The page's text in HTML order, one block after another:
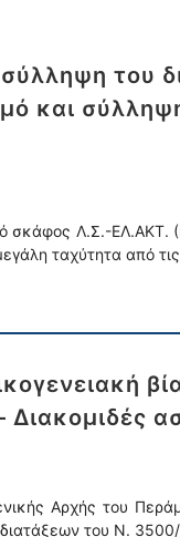
του
και
σκάφος Λ.Σ.-
ταχύτητα από
Διακομιδές
Αρχής του
του Ν.